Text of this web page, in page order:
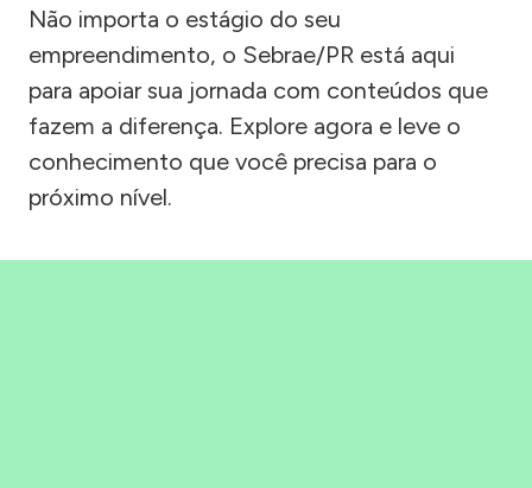
Não importa o estágio do seu
empreendimento, o Sebrae/PR está aqui
para apoiar sua jornada com conteúdos que
fazem a diferença. Explore agora e leve o
conhecimento que você precisa para o
próximo nível.